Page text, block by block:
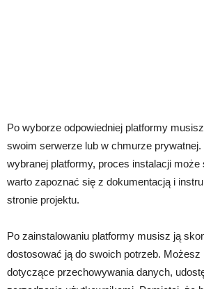
Po wyborze odpowiedniej platformy
swoim serwerze lub w chmurze
wybranej platformy, proces instalacji może
warto zapoznać się z dokumentacją i
stronie projektu.
Po zainstalowaniu platformy musisz ją
dostosować ją do swoich potrzeb. Możesz
dotyczące przechowywania danych,